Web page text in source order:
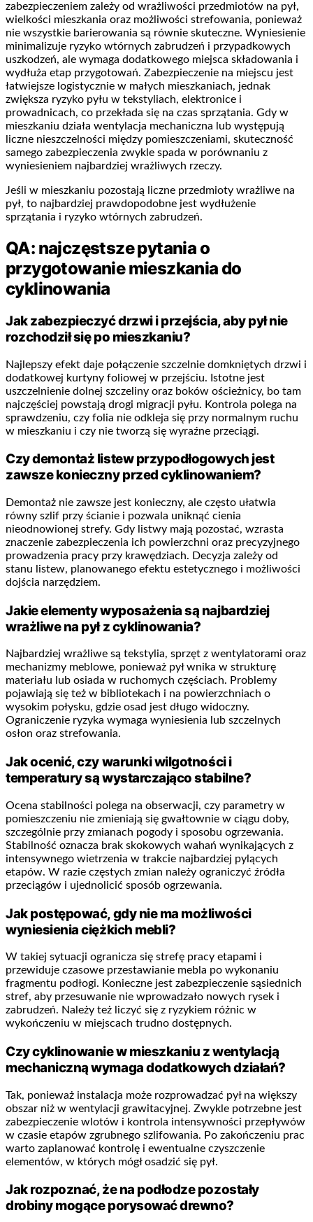
zabezpieczeniem zależy od wrażliwości przedmiotów na pył,
wielkości mieszkania oraz możliwości strefowania, ponieważ
nie wszystkie barierowania są równie skuteczne. Wyniesienie
minimalizuje ryzyko wtórnych zabrudzeń i przypadkowych
uszkodzeń, ale wymaga dodatkowego miejsca składowania i
wydłuża etap przygotowań. Zabezpieczenie na miejscu jest
łatwiejsze logistycznie w małych mieszkaniach, jednak
zwiększa ryzyko pyłu w tekstyliach, elektronice i
prowadnicach, co przekłada się na czas sprzątania. Gdy w
mieszkaniu działa wentylacja mechaniczna lub występują
liczne nieszczelności między pomieszczeniami, skuteczność
samego zabezpieczenia zwykle spada w porównaniu z
wyniesieniem najbardziej wrażliwych rzeczy.
Jeśli w mieszkaniu pozostają liczne przedmioty wrażliwe na
pył, to najbardziej prawdopodobne jest wydłużenie
sprzątania i ryzyko wtórnych zabrudzeń.
QA: najczęstsze pytania o
przygotowanie mieszkania do
cyklinowania
Jak zabezpieczyć drzwi i przejścia, aby pył nie
rozchodził się po mieszkaniu?
Najlepszy efekt daje połączenie szczelnie domkniętych drzwi i
dodatkowej kurtyny foliowej w przejściu. Istotne jest
uszczelnienie dolnej szczeliny oraz boków ościeżnicy, bo tam
najczęściej powstają drogi migracji pyłu. Kontrola polega na
sprawdzeniu, czy folia nie odkleja się przy normalnym ruchu
w mieszkaniu i czy nie tworzą się wyraźne przeciągi.
Czy demontaż listew przypodłogowych jest
zawsze konieczny przed cyklinowaniem?
Demontaż nie zawsze jest konieczny, ale często ułatwia
równy szlif przy ścianie i pozwala uniknąć cienia
nieodnowionej strefy. Gdy listwy mają pozostać, wzrasta
znaczenie zabezpieczenia ich powierzchni oraz precyzyjnego
prowadzenia pracy przy krawędziach. Decyzja zależy od
stanu listew, planowanego efektu estetycznego i możliwości
dojścia narzędziem.
Jakie elementy wyposażenia są najbardziej
wrażliwe na pył z cyklinowania?
Najbardziej wrażliwe są tekstylia, sprzęt z wentylatorami oraz
mechanizmy meblowe, ponieważ pył wnika w strukturę
materiału lub osiada w ruchomych częściach. Problemy
pojawiają się też w bibliotekach i na powierzchniach o
wysokim połysku, gdzie osad jest długo widoczny.
Ograniczenie ryzyka wymaga wyniesienia lub szczelnych
osłon oraz strefowania.
Jak ocenić, czy warunki wilgotności i
temperatury są wystarczająco stabilne?
Ocena stabilności polega na obserwacji, czy parametry w
pomieszczeniu nie zmieniają się gwałtownie w ciągu doby,
szczególnie przy zmianach pogody i sposobu ogrzewania.
Stabilność oznacza brak skokowych wahań wynikających z
intensywnego wietrzenia w trakcie najbardziej pylących
etapów. W razie częstych zmian należy ograniczyć źródła
przeciągów i ujednolicić sposób ogrzewania.
Jak postępować, gdy nie ma możliwości
wyniesienia ciężkich mebli?
W takiej sytuacji ogranicza się strefę pracy etapami i
przewiduje czasowe przestawianie mebla po wykonaniu
fragmentu podłogi. Konieczne jest zabezpieczenie sąsiednich
stref, aby przesuwanie nie wprowadzało nowych rysek i
zabrudzeń. Należy też liczyć się z ryzykiem różnic w
wykończeniu w miejscach trudno dostępnych.
Czy cyklinowanie w mieszkaniu z wentylacją
mechaniczną wymaga dodatkowych działań?
Tak, ponieważ instalacja może rozprowadzać pył na większy
obszar niż w wentylacji grawitacyjnej. Zwykle potrzebne jest
zabezpieczenie wlotów i kontrola intensywności przepływów
w czasie etapów zgrubnego szlifowania. Po zakończeniu prac
warto zaplanować kontrolę i ewentualne czyszczenie
elementów, w których mógł osadzić się pył.
Jak rozpoznać, że na podłodze pozostały
drobiny mogące porysować drewno?